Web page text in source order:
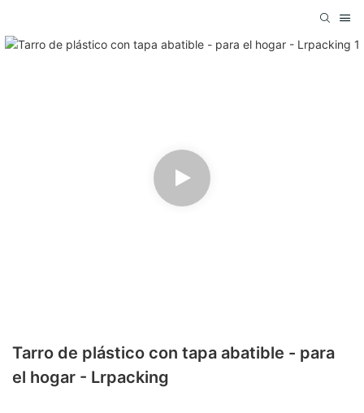
Tarro de plástico con tapa abatible - para
el hogar - Lrpacking